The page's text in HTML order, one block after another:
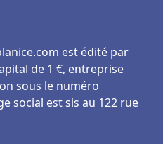
est édité par
de 1 €, entreprise
sous le numéro
social est sis au 122 rue